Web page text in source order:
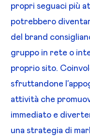
propri seguaci più
potrebbero
del brand
gruppo in rete o
proprio sito.
sfruttandone
attività che
immediato e
una strategia di